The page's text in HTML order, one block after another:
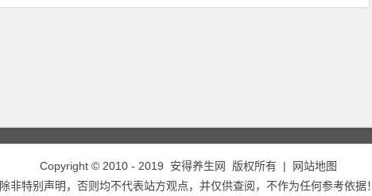
Copyright © 2010 - 2019 安得养生网 版权所有 |
网站地图
除非特别声明，否则均不代表站方观点，并仅供查阅，不作为任何参考依据！